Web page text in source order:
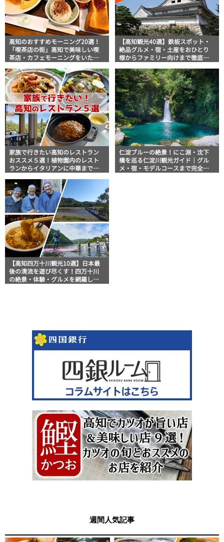
高知のおすすめモーニング20選！
「喫茶店の街」高知で美味しい喫
茶店・カフェモーニングをいただ
【高知観光40選】鉄板スポット・
絶品グルメ・宿・土産をおひとり
様からファミリー向けまで徹底解
家族で行きたい高知のレストラン
おススメ５選！植物園内のレスト
ランからイタリアンに中華まで楽
仁淀ブルーの絶景！にこ淵・沈下
橋を巡る仁淀川観光ガイド｜グル
メ・宿・モデルコースまで完全網
【高知四万十川観光10選】日本最
後の清流を遊び尽くす！四万十川
の絶景・体験・グルメを網羅した
週間人気記事